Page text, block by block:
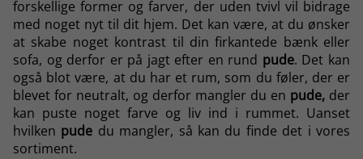
forskellige former og farver, der uden tvivl vil bidrage
med noget nyt til dit hjem. Det kan være, at du ønsker
at skabe noget kontrast til din firkantede bænk eller
sofa, og derfor er på jagt efter en rund pude. Det kan
også blot være, at du har et rum, som du føler, der er
blevet for neutralt, og derfor mangler du en pude, der
kan puste noget farve og liv ind i rummet. Uanset
hvilken pude du mangler, så kan du finde det i vores
sortiment.